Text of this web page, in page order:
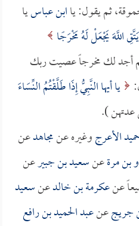
ثم يقول: ياابن عباسيا
اللَّهَ يَجْعَلْ لَهُ مَخْرَجًا
فلم أجد لك مخرجاً عصيت ربك
يا أيها النَّبِيُّ إِذَا طَلَّقْتُمُ النِّسَاءَ
حميد الأعرجوغيره عنمجاهدعن
بن مرةعنسعيد بن جبيرعن
عنعكرمة بن خالدعنسعيد
جريجعنعبد الحميد بن رافع